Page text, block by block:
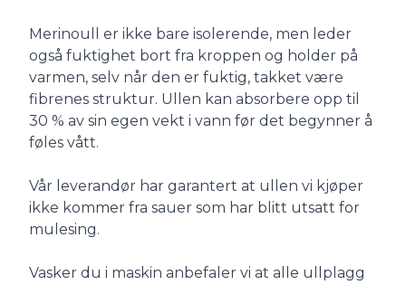
Merinoull er ikke bare isolerende, men leder
også fuktighet bort fra kroppen og holder på
varmen, selv når den er fuktig, takket være
fibrenes struktur. Ullen kan absorbere opp til
30 % av sin egen vekt i vann før det begynner å
føles vått.
Vår leverandør har garantert at ullen vi kjøper
ikke kommer fra sauer som har blitt utsatt for
mulesing.
Vasker du i maskin anbefaler vi at alle ullplagg